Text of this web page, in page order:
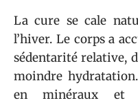
La cure se cale
l’hiver. Le corps a
sédentarité relative,
moindre
en minéraux et